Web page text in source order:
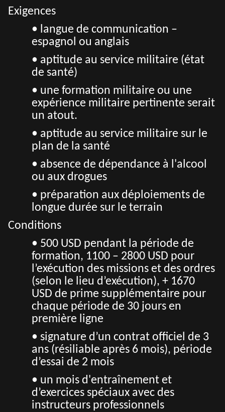
Exigences
• langue de communication –
espagnol ou anglais
• aptitude au service militaire (état
de santé)
• une formation militaire ou une
expérience militaire pertinente serait
un atout.
• aptitude au service militaire sur le
plan de la santé
• absence de dépendance à l'alcool
ou aux drogues
• préparation aux déploiements de
longue durée sur le terrain
Conditions
• 500 USD pendant la période de
formation, 1100 – 2800 USD pour
l’exécution des missions et des ordres
(selon le lieu d’exécution), + 1670
USD de prime supplémentaire pour
chaque période de 30 jours en
première ligne
• signature d’un contrat officiel de 3
ans (résiliable après 6 mois), période
d’essai de 2 mois
• un mois d'entraînement et
d’exercices spéciaux avec des
instructeurs professionnels